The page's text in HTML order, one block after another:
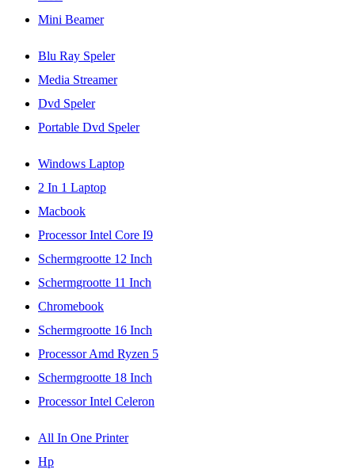
Mini Beamer
Blu Ray Speler
Media Streamer
Dvd Speler
Portable Dvd Speler
Windows Laptop
2 In 1 Laptop
Macbook
Processor Intel Core I9
Schermgrootte 12 Inch
Schermgrootte 11 Inch
Chromebook
Schermgrootte 16 Inch
Processor Amd Ryzen 5
Schermgrootte 18 Inch
Processor Intel Celeron
All In One Printer
Hp